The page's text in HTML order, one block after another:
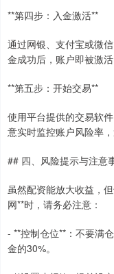
**第四步：入金激活**
通过网银、支付宝或微
金成功后，账户即被激活
**第五步：开始交易**
使用平台提供的交易软
意实时监控账户风险率，
## 四、风险提示与注意
虽然配资能放大收益，
网**时，请务必注意：
- **控制仓位**：不要满
金的30%。